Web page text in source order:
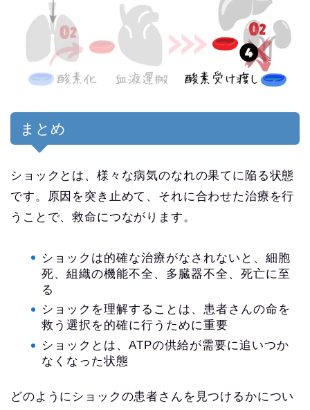
まとめ
ショックとは、様々な病気のなれの果てに陥る状態
です。原因を突き止めて、それに合わせた治療を行
うことで、救命につながります。
ショックは的確な治療がなされないと、細胞
死、組織の機能不全、多臓器不全、死亡に至
る
ショックを理解することは、患者さんの命を
救う選択を的確に行うために重要
ショックとは、ATPの供給が需要に追いつか
なくなった状態
どのようにショックの患者さんを見つけるかについ